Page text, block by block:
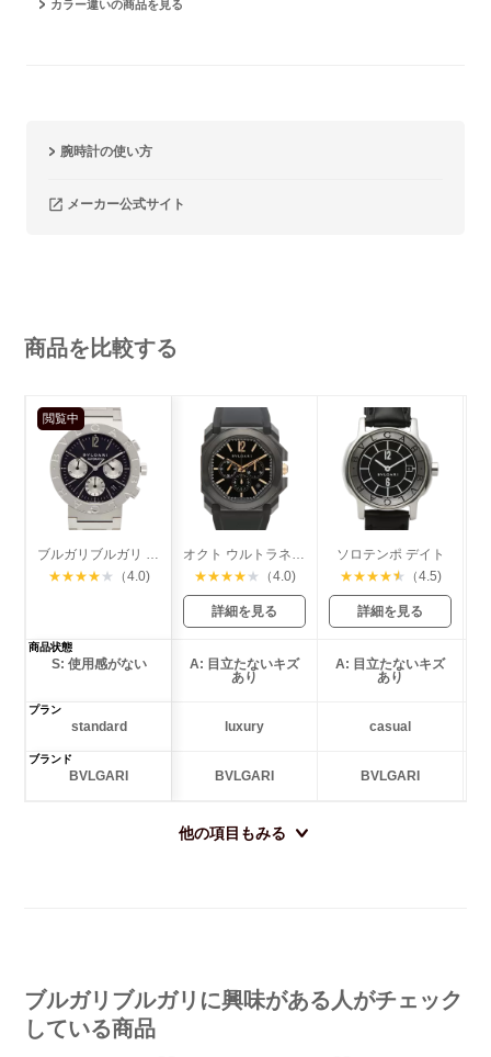
カラー違いの商品を見る
腕時計の使い方
メーカー公式サイト
商品を比較する
閲覧中
ブルガリブルガリ 38mm
★★★★ ★ （4.0)
オクト ウルトラネロ クロノグラフ
★★★★ ★ （4.0)
詳細を見る
ソロテンポ デイト
★★★★★ （4.5)
詳細を見る
商品状態
S: 使用感がない
A: 目立たないキズ
あり
A: 目立たないキズ
あり
プラン
standard luxury casual
ブランド
BVLGARI BVLGARI BVLGARI
他の項目もみる
ブルガリブルガリに興味がある人がチェック
している商品